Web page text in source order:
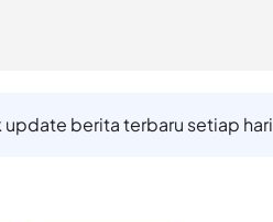
berita terbaru setiap hari